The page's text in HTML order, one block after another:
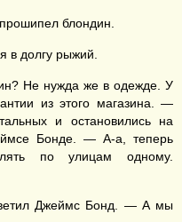
блондин.
долгу рыжий.
Не нужда же в одежде. У
из этого магазина. —
и остановились на
Бонде. — А-а, теперь
по улицам одному.
Джеймс Бонд. — А мы